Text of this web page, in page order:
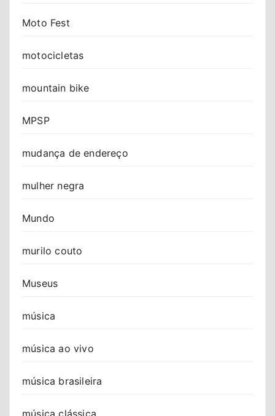
Moto Fest
motocicletas
mountain bike
MPSP
mudança de endereço
mulher negra
Mundo
murilo couto
Museus
música
música ao vivo
música brasileira
música clássica